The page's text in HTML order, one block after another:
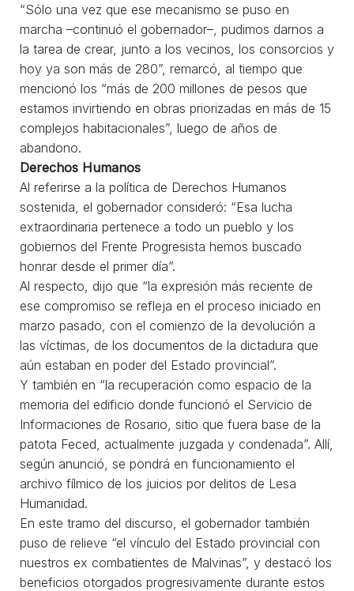
“Sólo una vez que ese mecanismo se puso en
marcha –continuó el gobernador–, pudimos darnos a
la tarea de crear, junto a los vecinos, los consorcios y
hoy ya son más de 280”, remarcó, al tiempo que
mencionó los “más de 200 millones de pesos que
estamos invirtiendo en obras priorizadas en más de 15
complejos habitacionales”, luego de años de
abandono.
Derechos Humanos
Al referirse a la política de Derechos Humanos
sostenida, el gobernador consideró: “Esa lucha
extraordinaria pertenece a todo un pueblo y los
gobiernos del Frente Progresista hemos buscado
honrar desde el primer día”.
Al respecto, dijo que “la expresión más reciente de
ese compromiso se refleja en el proceso iniciado en
marzo pasado, con el comienzo de la devolución a
las víctimas, de los documentos de la dictadura que
aún estaban en poder del Estado provincial”.
Y también en “la recuperación como espacio de la
memoria del edificio donde funcionó el Servicio de
Informaciones de Rosario, sitio que fuera base de la
patota Feced, actualmente juzgada y condenada”. Allí,
según anunció, se pondrá en funcionamiento el
archivo fílmico de los juicios por delitos de Lesa
Humanidad.
En este tramo del discurso, el gobernador también
puso de relieve “el vínculo del Estado provincial con
nuestros ex combatientes de Malvinas”, y destacó los
beneficios otorgados progresivamente durante estos